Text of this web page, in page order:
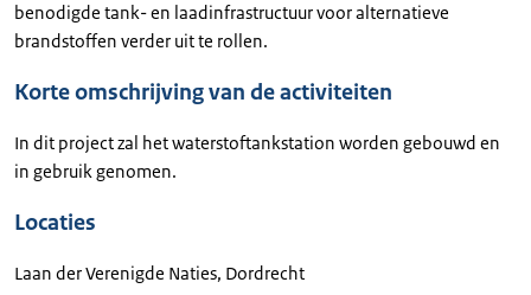
benodigde tank- en laadinfrastructuur voor alternatieve
brandstoffen verder uit te rollen.
Korte omschrijving van de activiteiten
In dit project zal het waterstoftankstation worden gebouwd en
in gebruik genomen.
Locaties
Laan der Verenigde Naties, Dordrecht